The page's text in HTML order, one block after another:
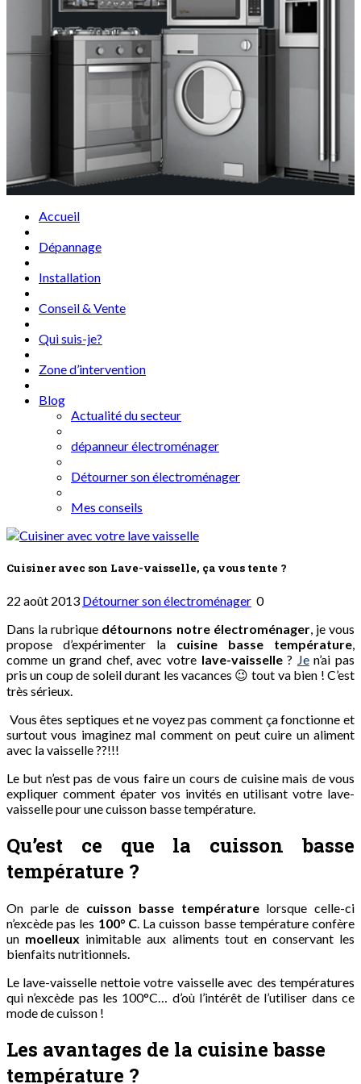
Accueil
Dépannage
Installation
Conseil & Vente
Qui suis-je?
Zone d’intervention
Blog
Actualité du secteur
dépanneur électroménager
Détourner son électroménager
Mes conseils
Cuisiner avec son Lave-vaisselle, ça vous tente ?
22 août 2013 Détourner son électroménager 0
Dans la rubrique détournons notre électroménager, je vous
propose d’expérimenter la cuisine basse température,
comme un grand chef, avec votre lave-vaisselle? Jen’ai pas
pris un coup de soleil durant les vacances 😉 tout va bien ! C’est
très sérieux.
Vous êtes septiques et ne voyez pas comment ça fonctionne et
surtout vous imaginez mal comment on peut cuire un aliment
avec la vaisselle ??!!!
Le but n’est pas de vous faire un cours de cuisine mais de vous
expliquer comment épater vos invités en utilisant votre lave-
vaisselle pour une cuisson basse température.
Qu’est ce que la cuisson basse
température ?
On parle de cuisson basse températurelorsque celle-ci
n’excède pas les 100° C. La cuisson basse température confère
un moelleux inimitable aux aliments tout en conservant les
bienfaits nutritionnels.
Le lave-vaisselle nettoie votre vaisselle avec des températures
qui n’excède pas les 100°C… d’où l’intérêt de l’utiliser dans ce
mode de cuisson !
Les avantages de la cuisine basse
température ?